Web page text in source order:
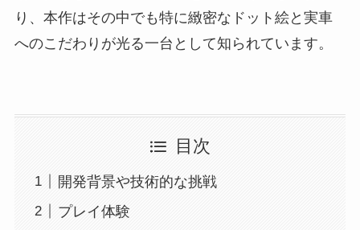
り、本作はその中でも特に緻密なドット絵と実車
へのこだわりが光る一台として知られています。
目次
開発背景や技術的な挑戦
プレイ体験